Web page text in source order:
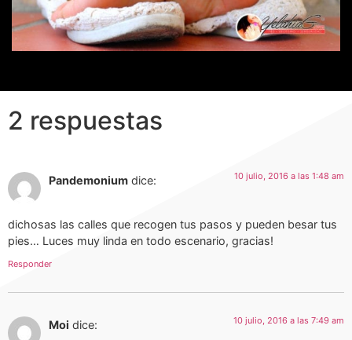
2 respuestas
Pandemonium dice: 10 julio, 2016 a las 1:48 am
dichosas las calles que recogen tus pasos y pueden besar tus
pies… Luces muy linda en todo escenario, gracias!
Responder
Moi dice: 10 julio, 2016 a las 7:49 am